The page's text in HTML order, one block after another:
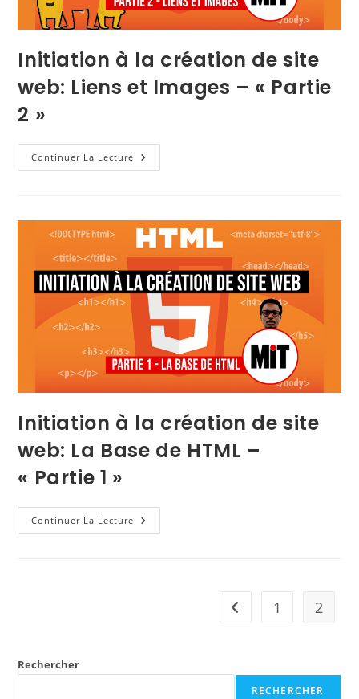
Initiation à la création de site
web: Liens et Images – « Partie
2 »
Continuer La Lecture
Initiation à la création de site
web: La Base de HTML –
« Partie 1 »
Continuer La Lecture
1 2
Rechercher
RECHERCHER